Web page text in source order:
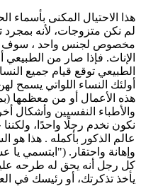
هذا الاحتيال المكنى بأسماء
لم نكن متزوجات، لأنه
مخصوص لجنس واحد ، سوف
الإناث. فإذا صار من
الطبيعي توقع قيام جميع
أولئك النساء اللواتي
هذه الأعمال أو من معظمها
والأطباء النفسيين وأشكال
نكون نخدم رجلًا واحدًا،
عالم الذكور بأكمله . هذا
وإهانة واحتقار. ("ابتسمي
كل رجل أنه يحق له طرحه
يأخذ تذكرتك، أو رئيسك في